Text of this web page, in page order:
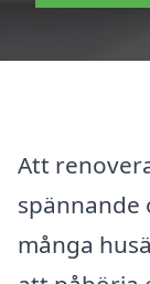
Att
många